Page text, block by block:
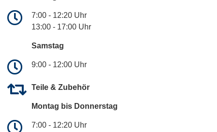
7:00 - 12:20 Uhr
13:00 - 17:00 Uhr
Samstag
9:00 - 12:00 Uhr
Teile & Zubehör
Montag bis Donnerstag
7:00 - 12:20 Uhr